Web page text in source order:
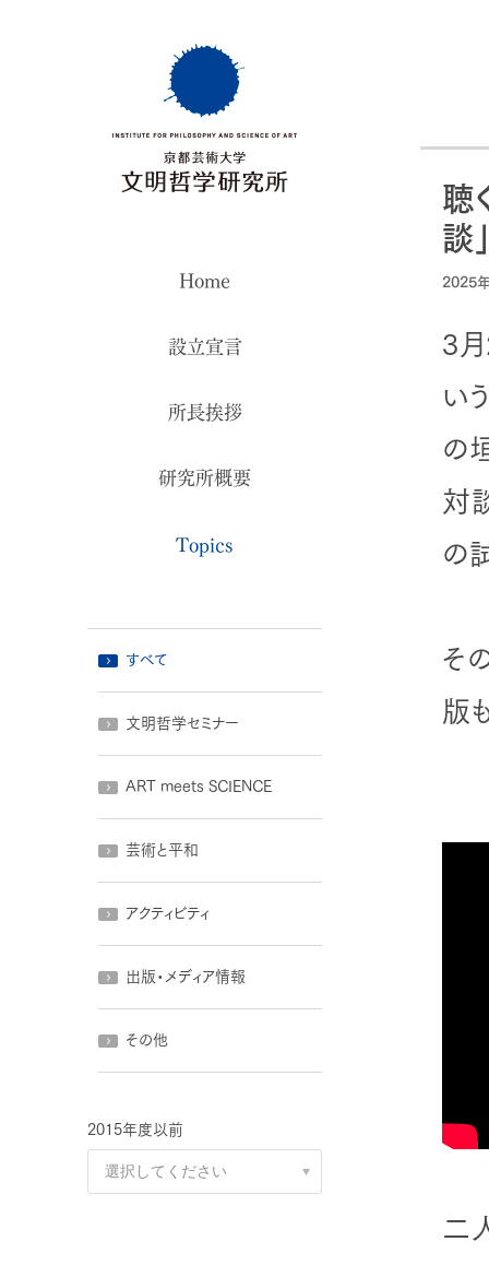
聴
談
2025
3
い
の
対
の
そ
版
二
Home
設立宣言
所長挨拶
研究所概要
Topics
すべて
文明哲学セミナー
ART meets SCIENCE
芸術と平和
アクティビティ
出版・メディア情報
その他
2015年度以前